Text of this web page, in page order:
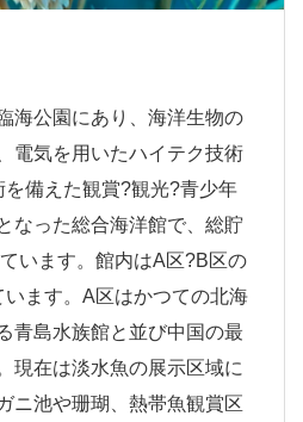
海公園にあり、海洋生物の
電気を用いたハイテク技術
備えた観賞?観光?青少年
なった総合海洋館で、総貯
います。館内はA区?B区の
ます。A区はかつての北海
青島水族館と並び中国の最
現在は淡水魚の展示区域に
ニ池や珊瑚、熱帯魚観賞区